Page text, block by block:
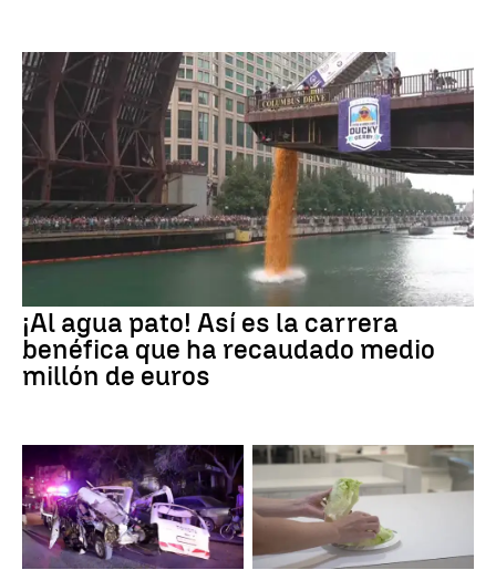
¡Al agua pato! Así es la carrera
benéfica que ha recaudado medio
millón de euros